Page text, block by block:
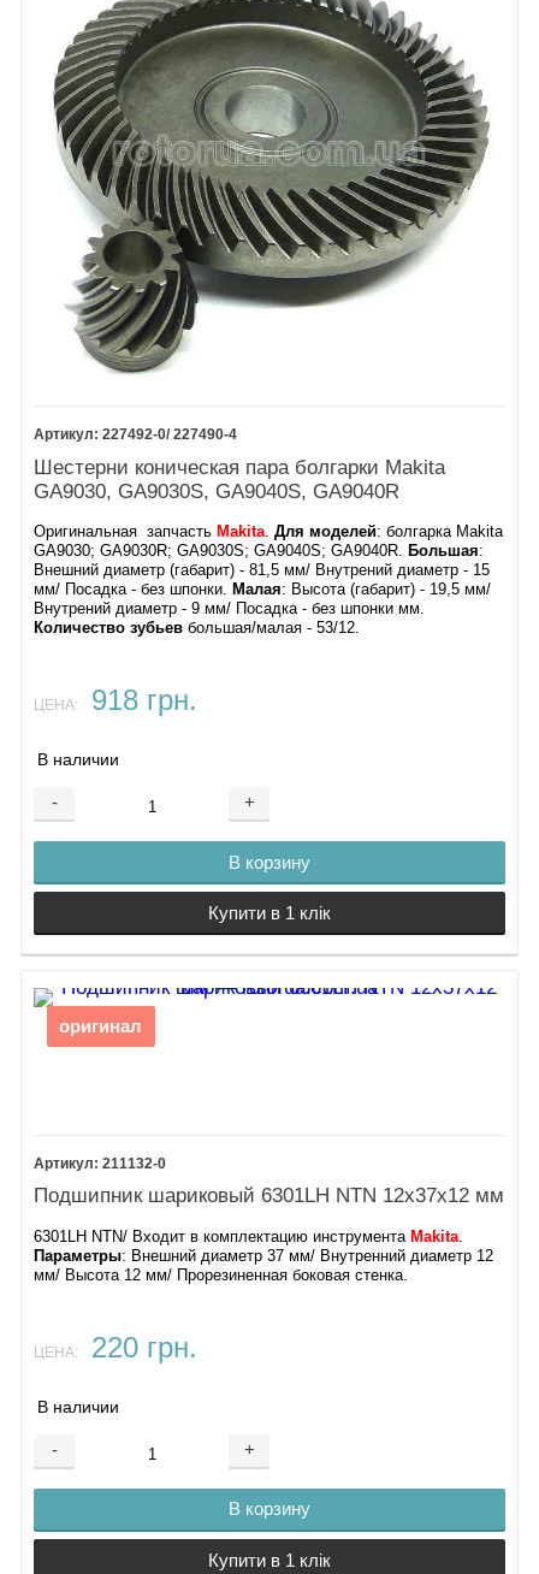
227492-0/ 227490-4
Шестерни коническая пара болгарки Makita
GA9030, GA9030S, GA9040S, GA9040R
Оригинальная запчасть Makita. Для моделей: болгарка Makita
GA9030; GA9030R; GA9030S; GA9040S; GA9040R. Большая:
Внешний диаметр (габарит) - 81,5 мм/ Внутрений диаметр - 15
мм/ Посадка - без шпонки. Малая: Высота (габарит) - 19,5 мм/
Внутрений диаметр - 9 мм/ Посадка - без шпонки мм.
Количество зубьев большая/малая - 53/12.
ЦЕНА: 918 грн.
В наличии
- +
В корзину
Купити в 1 клік
оригинал
211132-0
Подшипник шариковый 6301LH NTN 12х37х12 мм
6301LH NTN/ Входит в комплектацию инструмента Makita.
Параметры: Внешний диаметр 37 мм/ Внутренний диаметр 12
мм/ Высота 12 мм/ Прорезиненная боковая стенка.
ЦЕНА: 220 грн.
В наличии
- +
В корзину
Купити в 1 клік